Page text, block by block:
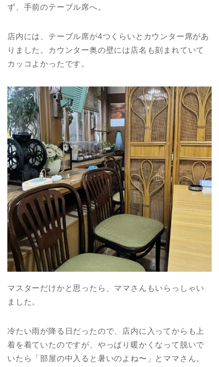
ず、手前のテーブル席へ。
店内には、テーブル席が4つくらいとカウンター席があ
りました。カウンター奥の壁には店名も刻まれていて
カッコよかったです。
マスターだけかと思ったら、ママさんもいらっしゃい
ました。
冷たい雨が降る日だったので、店内に入ってからも上
着を着ていたのですが、やっぱり暖かくなって脱いで
いたら「部屋の中入ると暑いのよね〜」とママさん。